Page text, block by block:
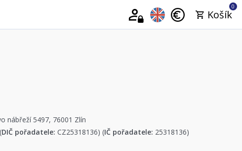
0
Košík
nábřeží 5497, 76001 Zlín
(DIČ pořadatele: CZ25318136) (IČ pořadatele: 25318136)